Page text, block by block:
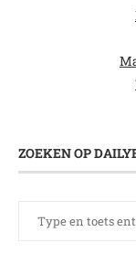
ZOEKEN OP